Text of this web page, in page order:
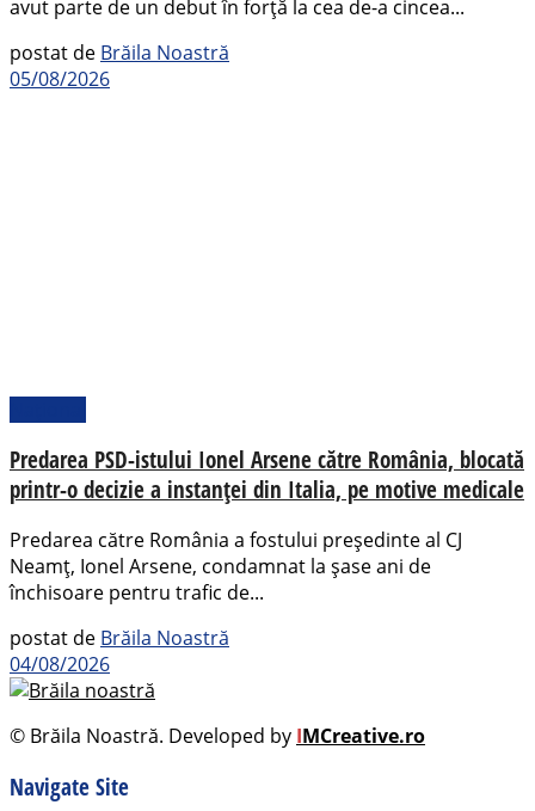
avut parte de un debut în forță la cea de-a cincea...
postat de Brăila Noastră
05/08/2026
Predarea PSD-istului Ionel Arsene către România, blocată
printr-o decizie a instanței din Italia, pe motive medicale
Predarea către România a fostului președinte al CJ
Neamț, Ionel Arsene, condamnat la șase ani de
închisoare pentru trafic de...
postat de Brăila Noastră
04/08/2026
© Brăila Noastră. Developed by IMCreative.ro
Navigate Site